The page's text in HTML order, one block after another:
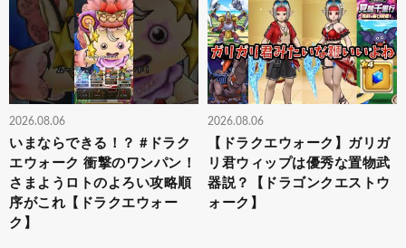
2026.08.06
いまならできる！？ #ドラク
エウォーク 衝撃のワンパン！
さまようロトのよろい攻略順
序がこれ【ドラクエウォー
ク】
2026.08.06
【ドラクエウォーク】ガリガ
リ君ウィップは優秀な置物武
器説？【ドラゴンクエストウ
ォーク】